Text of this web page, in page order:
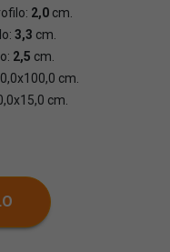
2,0 cm.
3,3 cm.
2,5 cm.
cm.
cm.